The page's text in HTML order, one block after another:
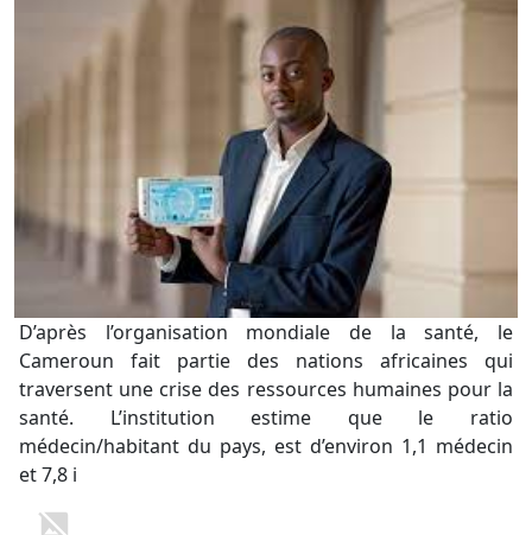
D’après l’organisation mondiale de la santé, le
Cameroun fait partie des nations africaines qui
traversent une crise des ressources humaines pour la
santé. L’institution estime que le ratio
médecin/habitant du pays, est d’environ 1,1 médecin
et 7,8 i